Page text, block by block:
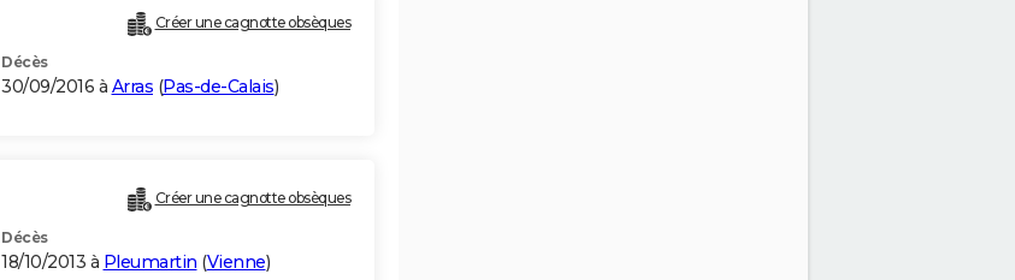
Créer une cagnotte obsèques
Décès
30/09/2016 à Arras (Pas-de-Calais)
Créer une cagnotte obsèques
Décès
18/10/2013 à Pleumartin (Vienne)